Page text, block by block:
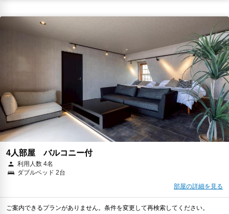
4人部屋 バルコニー付
利用人数 4名
ダブルベッド 2台
部屋の詳細を見る
ご案内できるプランがありません。条件を変更して再検索してください。